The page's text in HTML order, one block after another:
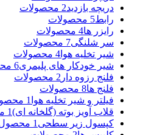
دریچه بازدید2 محصولات
رابط5 محصولات
رایزر ها4 محصولات
سر شلنگی7 محصولات
شیر تخلیه هوا 4 محصولات
شیر خودکار های پلیمری6 محصولات
فلنج رزوه دار 2 محصولات
فلنج ها8 محصولات
فیلتر و شیر تخلیه هوا 1 محصول
قلاب آویز بوته (گلخانه ای)1 محصول
کپسول زیر سطحی 1 محصول